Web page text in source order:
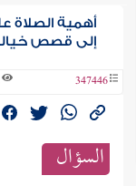
أهمية الصلاة
إلى قصص
347446
السؤال